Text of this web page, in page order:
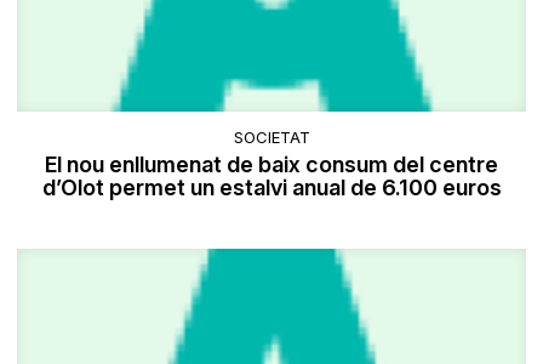
SOCIETAT
El nou enllumenat de baix consum del centre
d’Olot permet un estalvi anual de 6.100 euros